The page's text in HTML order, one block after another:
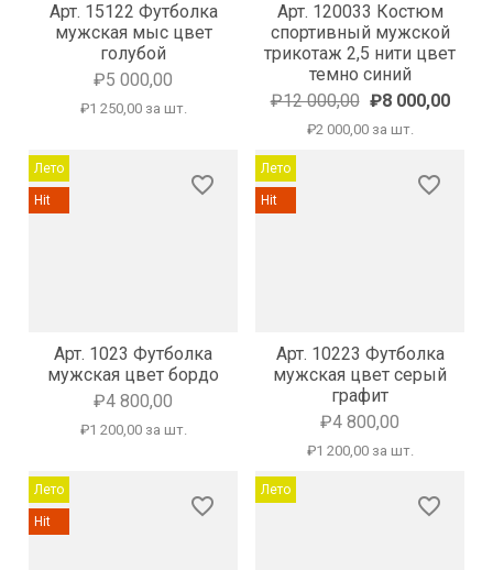
Арт. 15122 Футболка
мужская мыс цвет
голубой
₽5 000,00
₽1 250,00 за шт.
Арт. 120033 Костюм
спортивный мужской
трикотаж 2,5 нити цвет
темно синий
₽12 000,00 ₽8 000,00
₽2 000,00 за шт.
favorite_border
Лето
Hit
Арт. 1023 Футболка
мужская цвет бордо
₽4 800,00
₽1 200,00 за шт.
favorite_border
Лето
Hit
Арт. 10223 Футболка
мужская цвет серый
графит
₽4 800,00
₽1 200,00 за шт.
favorite_border
Лето
Hit
favorite_border
Лето